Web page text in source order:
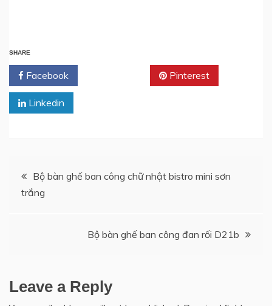
SHARE
Facebook Pinterest
Linkedin
Post
navigation
Bộ bàn ghế ban công chữ nhật bistro mini sơn
trắng
Bộ bàn ghế ban công đan rối D21b
Leave a Reply